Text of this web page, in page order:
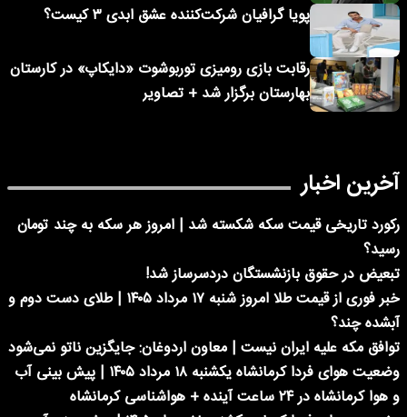
پویا گرافیان شرکت‌کننده عشق ابدی ۳ کیست؟
رقابت بازی رومیزی توربوشوت «دایکاپ» در کارستان
بهارستان برگزار شد + تصاویر
آخرین اخبار
رکورد تاریخی قیمت سکه شکسته شد | امروز هر سکه به چند تومان
رسید؟
تبعیض در حقوق بازنشستگان دردسرساز شد!
خبر فوری از قیمت طلا امروز شنبه ۱۷ مرداد ۱۴۰۵ | طلای دست دوم و
آبشده چند؟
توافق مکه علیه ایران نیست | معاون اردوغان: جایگزین ناتو نمی‌شود
وضعیت هوای فردا کرمانشاه یکشنبه ۱۸ مرداد ۱۴۰۵ | پیش بینی آب
و هوا کرمانشاه در ۲۴ ساعت آینده + هواشناسی کرمانشاه